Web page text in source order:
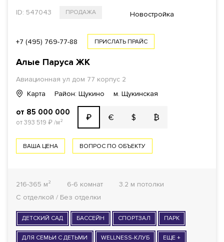
ID: 547043 ПРОДАЖА Новостройка
+7 (495) 769-77-88 ПРИСЛАТЬ ПРАЙС
Алые Паруса ЖК
Авиационная ул дом 77 корпус 2
Карта
Район: Щукино м. Щукинская
от 85 000 000
от 393 519 ₽/м² ₽ € $ ₿
ВАША ЦЕНА ВОПРОС ПО ОБЪЕКТУ
216-365 м² 6-6 комнат
3.2 м потолки
С отделкой / Без отделки
ДЕТСКИЙ САД БАССЕЙН СПОРТЗАЛ ПАРК
ДЛЯ СЕМЬИ С ДЕТЬМИ WELLNESS-КЛУБ ЕЩЕ +